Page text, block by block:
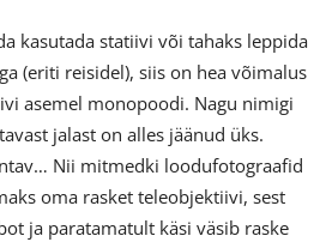
kasutada statiivi või tahaks leppida
(eriti reisidel), siis on hea võimalus
asemel monopoodi. Nagu nimigi
jalast on alles jäänud üks.
Nii mitmedki loodufotograafid
oma rasket teleobjektiivi, sest
ja paratamatult käsi väsib raske